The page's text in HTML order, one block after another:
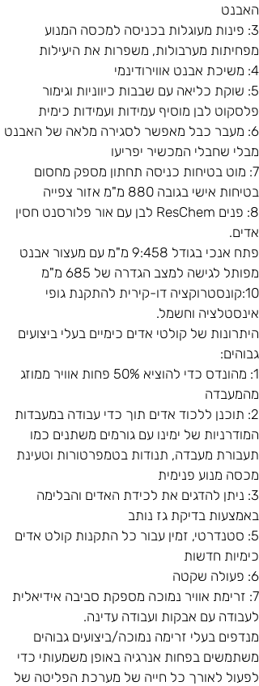
האבנט
3: פינות מעוגלות בכניסה למכסה המנוע
מפחיתות מערבולות, משפרות את היעילות
4: משיכת אבנט אווירודינמי
5: שוקת כליאה עם שבבות כיווניות וגימור
פלסקוט לבן מוסיף עמידות ועמידות כימית
6: מעבר כבל מאפשר לסגירה מלאה של האבנט
מבלי שחבלי המכשיר יפריעו
7: מוט בטיחות כניסה תחתון מספק מחסום
בטיחות אישי בגובה 880 מ"מ אזור צפייה
8: פנים ResChem לבן עם אור פלורסנט חסין
אדים.
פתח אנכי בגודל 9:458 מ"מ עם מעצור אבנט
מפותל לגישה למצב הגדרה של 685 מ"מ
10:קונסטרוקציה דו-קירית להתקנת גופי
אינסטלציה וחשמל.
היתרונות של קולטי אדים כימיים בעלי ביצועים
גבוהים:
1: מהונדס כדי להוציא 50% פחות אוויר ממוזג
מהמעבדה
2: תוכנן ללכוד אדים תוך כדי עבודה במעבדות
המודרניות של ימינו עם גורמים משתנים כמו
תעבורת מעבדה, תנודות בטמפרטורות וטעינת
מכסה מנוע פנימית
3: ניתן להדגים את לכידת האדים והבלימה
באמצעות בדיקת גז נותב
5: סטנדרטי, זמין עבור כל התקנות קולט אדים
כימיות חדשות
6: פעולה שקטה
7: זרימת אוויר נמוכה מספקת סביבה אידיאלית
לעבודה עם אבקות ועבודה עדינה.
מנדפים בעלי זרימה נמוכה/ביצועים גבוהים
משתמשים בפחות אנרגיה באופן משמעותי כדי
לפעול לאורך כל חייה של מערכת הפליטה של